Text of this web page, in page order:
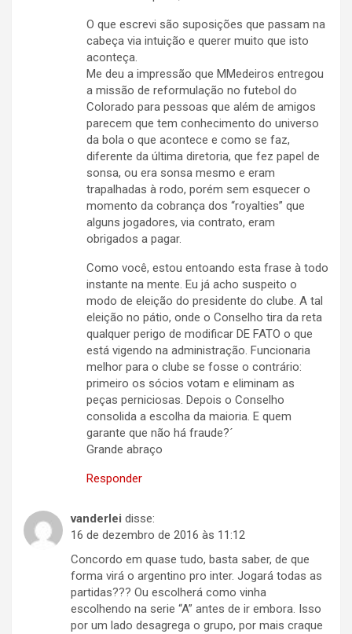
O que escrevi são suposições que passam na
cabeça via intuição e querer muito que isto
aconteça.
Me deu a impressão que MMedeiros entregou
a missão de reformulação no futebol do
Colorado para pessoas que além de amigos
parecem que tem conhecimento do universo
da bola o que acontece e como se faz,
diferente da última diretoria, que fez papel de
sonsa, ou era sonsa mesmo e eram
trapalhadas à rodo, porém sem esquecer o
momento da cobrança dos “royalties” que
alguns jogadores, via contrato, eram
obrigados a pagar.
Como você, estou entoando esta frase à todo
instante na mente. Eu já acho suspeito o
modo de eleição do presidente do clube. A tal
eleição no pátio, onde o Conselho tira da reta
qualquer perigo de modificar DE FATO o que
está vigendo na administração. Funcionaria
melhor para o clube se fosse o contrário:
primeiro os sócios votam e eliminam as
peças perniciosas. Depois o Conselho
consolida a escolha da maioria. E quem
garante que não há fraude?´
Grande abraço
Responder
vanderlei disse:
16 de dezembro de 2016 às 11:12
Concordo em quase tudo, basta saber, de que
forma virá o argentino pro inter. Jogará todas as
partidas??? Ou escolherá como vinha
escolhendo na serie “A” antes de ir embora. Isso
por um lado desagrega o grupo, por mais craque